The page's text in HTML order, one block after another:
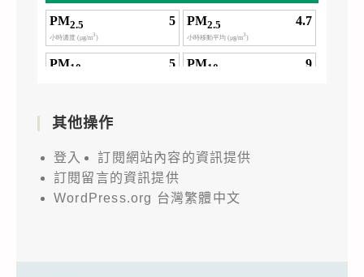
其他操作
登入
訂閱網站內容的資訊提供
訂閱留言的資訊提供
WordPress.org 台灣繁體中文